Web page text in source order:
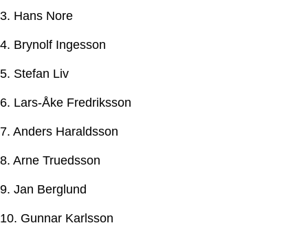
3. Hans Nore
4. Brynolf Ingesson
5. Stefan Liv
6. Lars-Åke Fredriksson
7. Anders Haraldsson
8. Arne Truedsson
9. Jan Berglund
10. Gunnar Karlsson